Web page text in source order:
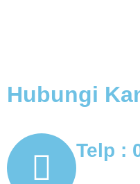
Hubungi
Telp :